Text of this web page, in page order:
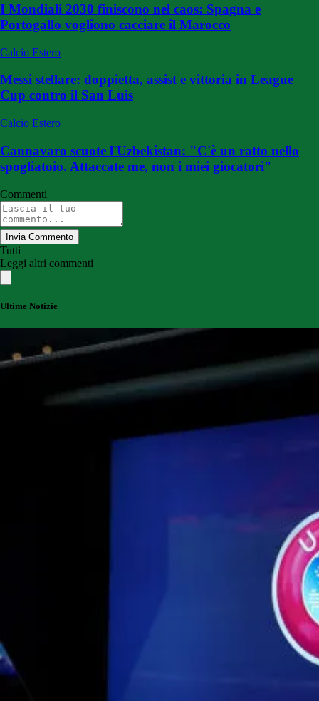
I Mondiali 2030 finiscono nel caos: Spagna e
Portogallo vogliono cacciare il Marocco
Calcio Estero
Messi stellare: doppietta, assist e vittoria in League
Cup contro il San Luis
Calcio Estero
Cannavaro scuote l'Uzbekistan: "C'è un ratto nello
spogliatoio. Attaccate me, non i miei giocatori"
Commenti
Invia Commento
Tutti
Leggi altri commenti
Ultime Notizie